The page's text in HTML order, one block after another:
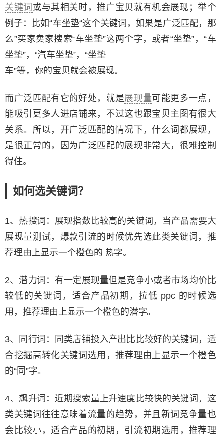
关键词 或与其相关时，推广宝贝就有机会展现；举个
例子：比如“车坐垫“这个关键词，如果是广泛匹配，那
么”买家卖家搜索“车坐垫”这两个字，或者“坐垫”，“车
坐垫”，“汽车坐垫”，“坐垫
车”等，你的宝贝就会被展现。
而广泛匹配有它的好处，就是展现量可能更多一点，
能吸引更多人进店铺来，不过这也跟宝贝主图有很大
关系。所以，开广泛匹配的情况下，什么词都展现，
是很正常的，因为广泛匹配的展现非常大，很难控制
得住。
如何选关键词？
1、热搜词：展现指数比较高的关键词，当产品需要大
展现量测试，爆款引流的时候优先选此类关键词，推
荐理由上显示一个橙色的 热字。
2、潜力词：有一定展现量但是竞争小或者市场均价比
较低的关键词，适合产品初期，拉低 ppc 的时候选
用，推荐理由上显示一个橙色的潜字。
3、同行词：同类店铺投入产出比比较好的关键词，适
合挖掘高转化关键词选用，推荐理由上显示一个橙色
的“同”字。
4、飙升词：近期搜索量上升速度比较快的关键词，这
类关键词往往意味着流量的趋势，并且新词竞争量也
会比较小，适合产品的初期，引流初期选用，推荐理